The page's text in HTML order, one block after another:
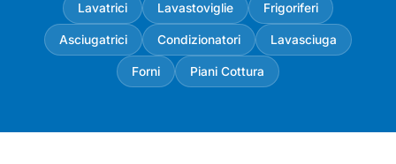
Lavatrici Lavastoviglie Frigoriferi
Asciugatrici Condizionatori Lavasciuga
Forni Piani Cottura